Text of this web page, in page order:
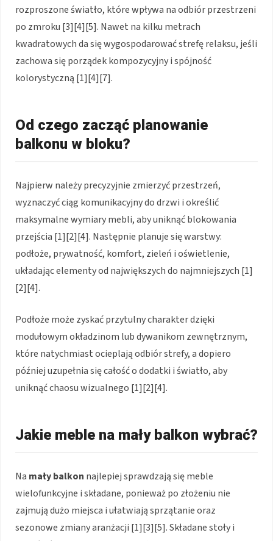
rozproszone światło, które wpływa na odbiór przestrzeni
po zmroku [3][4][5]. Nawet na kilku metrach
kwadratowych da się wygospodarować strefę relaksu, jeśli
zachowa się porządek kompozycyjny i spójność
kolorystyczną [1][4][7].
Od czego zacząć planowanie
balkonu w bloku?
Najpierw należy precyzyjnie zmierzyć przestrzeń,
wyznaczyć ciąg komunikacyjny do drzwi i określić
maksymalne wymiary mebli, aby uniknąć blokowania
przejścia [1][2][4]. Następnie planuje się warstwy:
podłoże, prywatność, komfort, zieleń i oświetlenie,
układając elementy od największych do najmniejszych [1]
[2][4].
Podłoże może zyskać przytulny charakter dzięki
modułowym okładzinom lub dywanikom zewnętrznym,
które natychmiast ocieplają odbiór strefy, a dopiero
później uzupełnia się całość o dodatki i światło, aby
uniknąć chaosu wizualnego [1][2][4].
Jakie meble na mały balkon wybrać?
Na mały balkon najlepiej sprawdzają się meble
wielofunkcyjne i składane, ponieważ po złożeniu nie
zajmują dużo miejsca i ułatwiają sprzątanie oraz
sezonowe zmiany aranżacji [1][3][5]. Składane stoły i